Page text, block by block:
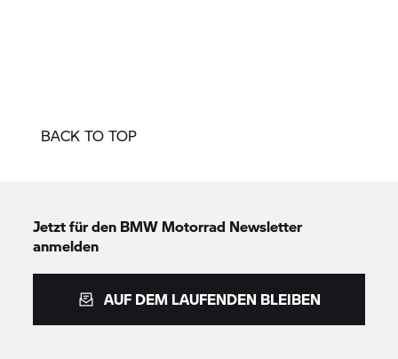
BACK TO TOP
Jetzt für den BMW Motorrad Newsletter
anmelden
AUF DEM LAUFENDEN BLEIBEN